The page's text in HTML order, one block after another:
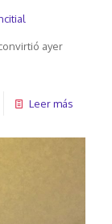
ayer
Leer más